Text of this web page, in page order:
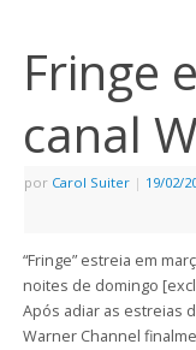
Fringe
canal
por Carol Suiter | 19/02/
“Fringe” estreia em
noites de domingo
Após adiar as estreias
Warner Channel